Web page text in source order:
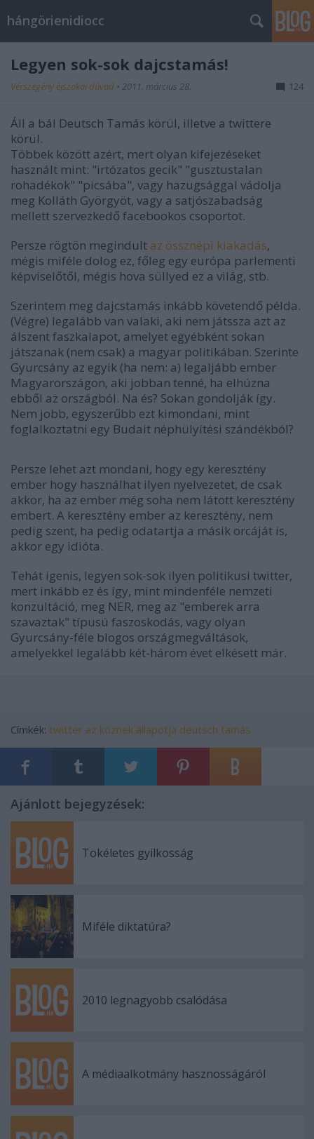
hángörienidiocc
Legyen sok-sok dajcstamás!
Vérszegény éjszakai dúvad • 2011. március 28. 124
Áll a bál Deutsch Tamás körül, illetve a twittere
körül.
Többek között azért, mert olyan kifejezéseket
használt mint: "irtózatos gecik" "gusztustalan
rohadékok" "picsába", vagy hazugsággal vádolja
meg Kolláth Györgyöt, vagy a satjószabadság
mellett szervezkedő facebookos csoportot.
Persze rögtön megindult az össznépi kiakadás,
mégis miféle dolog ez, főleg egy európa parlementi
képviselőtől, mégis hova süllyed ez a világ, stb.
Szerintem meg dajcstamás inkább követendő példa.
(Végre) legalább van valaki, aki nem játssza azt az
álszent faszkalapot, amelyet egyébként sokan
játszanak (nem csak) a magyar politikában. Szerinte
Gyurcsány az egyik (ha nem: a) legaljább ember
Magyarországon, aki jobban tenné, ha elhúzna
ebből az országból. Na és? Sokan gondolják így.
Nem jobb, egyszerűbb ezt kimondani, mint
foglalkoztatni egy Budait néphülyítési szándékból?
Persze lehet azt mondani, hogy egy keresztény
ember hogy használhat ilyen nyelvezetet, de csak
akkor, ha az ember még soha nem látott keresztény
embert. A keresztény ember az keresztény, nem
pedig szent, ha pedig odatartja a másik orcáját is,
akkor egy idióta.
Tehát igenis, legyen sok-sok ilyen politikusi twitter,
mert inkább ez és így, mint mindenféle nemzeti
konzultáció, meg NER, meg az "emberek arra
szavaztak" típusú faszoskodás, vagy olyan
Gyurcsány-féle blogos országmegváltások,
amelyekkel legalább két-három évet elkésett már.
Címkék: twitter az köznek állapotja deutsch tamás
Ajánlott bejegyzések:
Tökéletes gyilkosság
Miféle diktatúra?
2010 legnagyobb csalódása
A médiaalkotmány hasznosságáról